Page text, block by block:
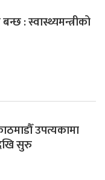
: स्वास्थ्यमन्त्रीको
उपत्यकामा
सुरु